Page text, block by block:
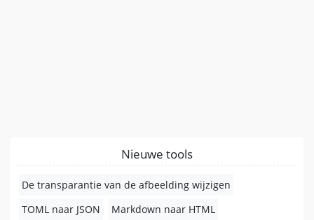
Nieuwe tools
De transparantie van de afbeelding wijzigen
TOML naar JSON
Markdown naar HTML